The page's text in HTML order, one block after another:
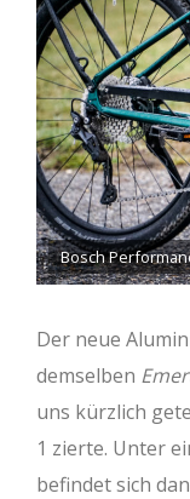
Bosch
Der neue
demselben
uns kürzlich
1 zierte. Unter
befindet sich